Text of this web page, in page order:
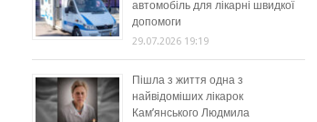
автомобіль для лікарні швидкої
допомоги
29.07.2026 19:19
Пішла з життя одна з
найвідоміших лікарок
Кам’янського Людмила